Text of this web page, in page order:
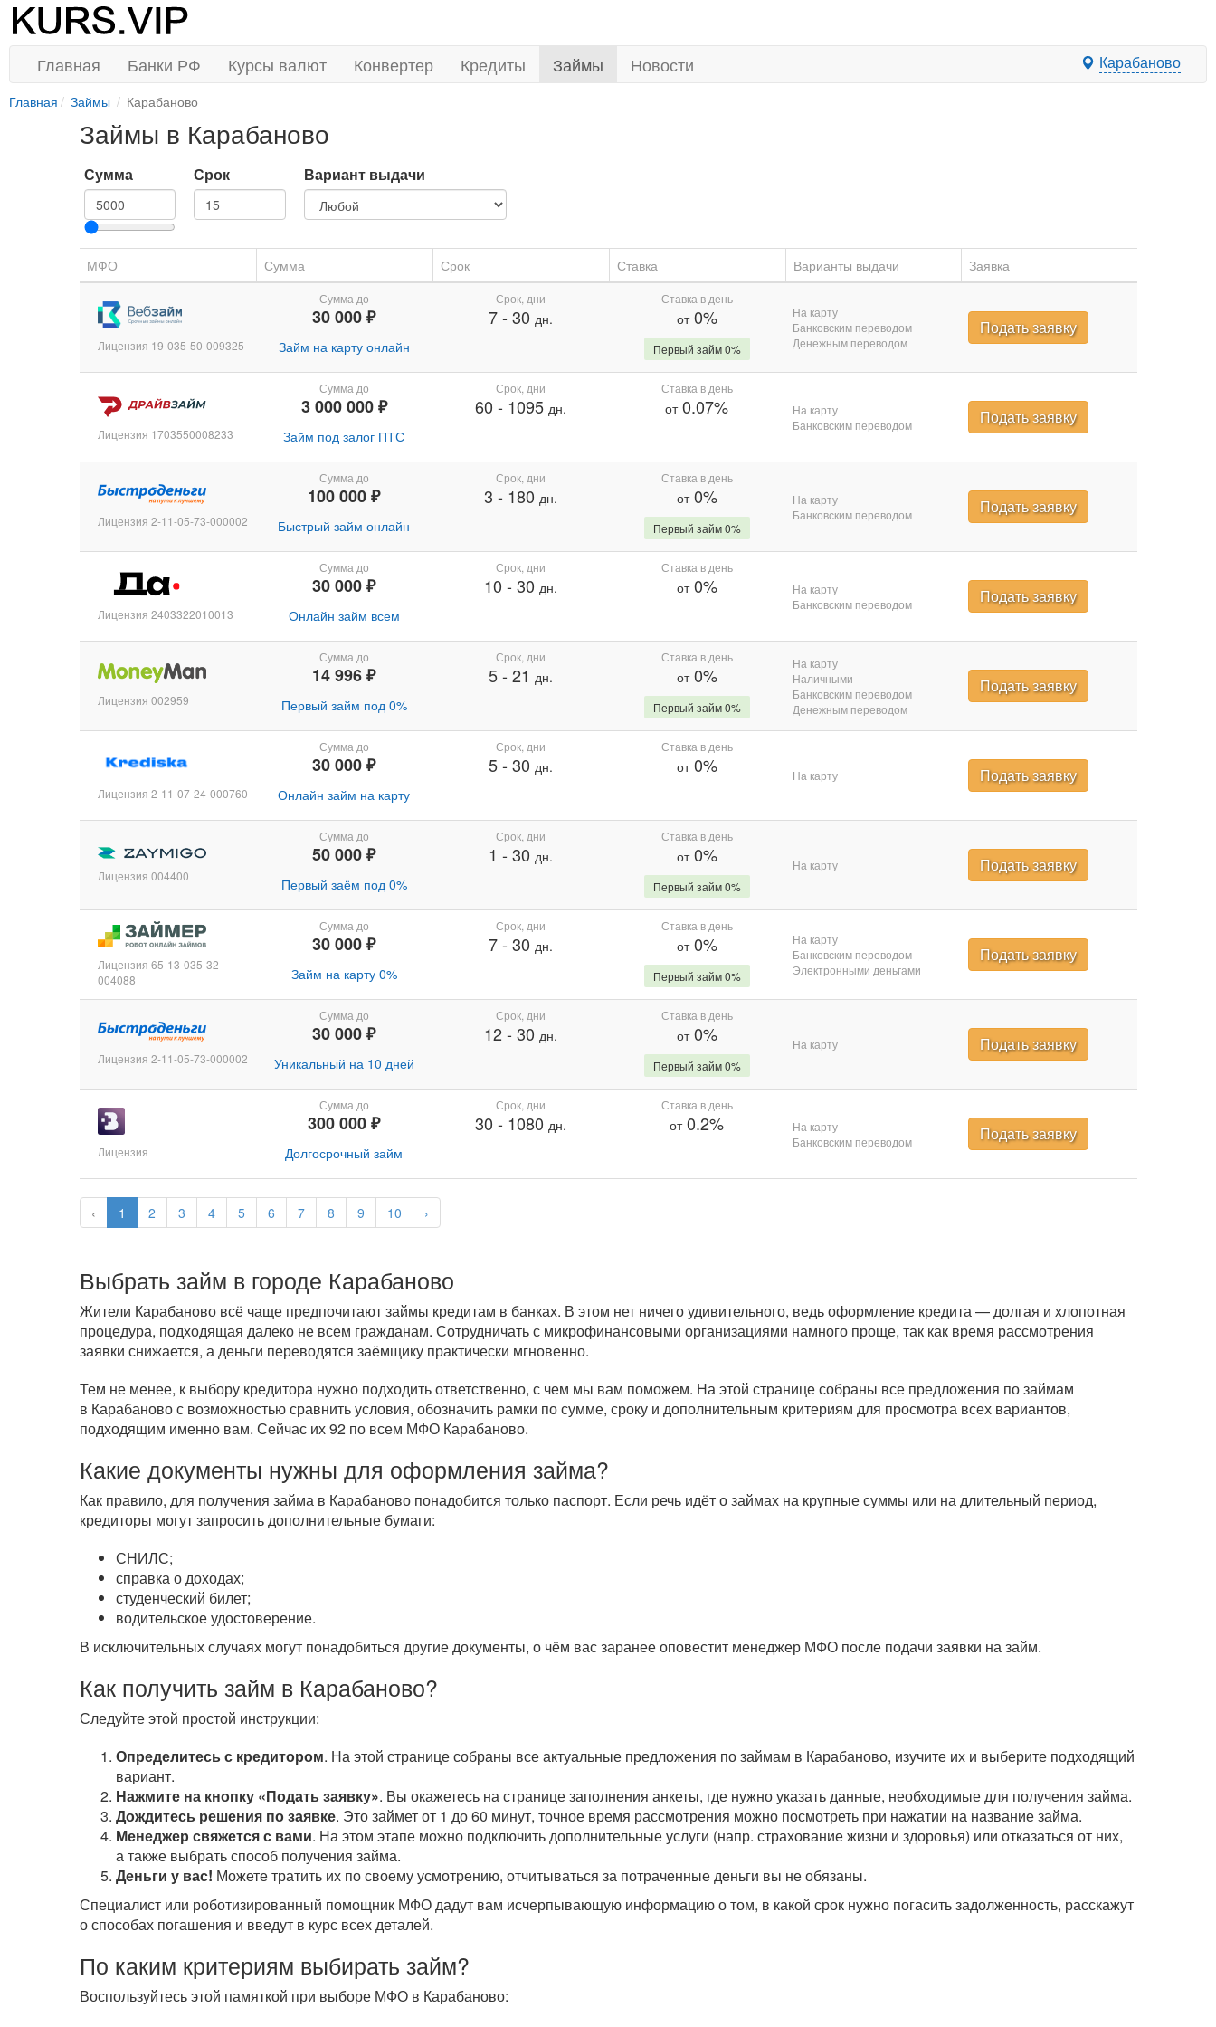
Главная Банки РФ Курсы валют Конвертер Кредиты Займы Новости Карабаново
Главная Займы Карабаново
Займы в Карабаново
Сумма Срок Вариант выдачи
МФО Сумма Срок Ставка Варианты выдачи Заявка
‹ 1 2 3 4 5 6 7 8 9 10 ›
Лицензия 19-035-50-009325
Сумма до
30 000 ₽
Займ на карту онлайн
Срок, дни
7- 30 дн.
Ставка в день
от0%
Первый займ 0%
На карту
Банковским переводом
Денежным переводом
Подать заявку
Лицензия 1703550008233
Сумма до
3 000 000 ₽
Займ под залог ПТС
Срок, дни
60 - 1095 дн.
Ставка в день
от0.07%
На карту
Банковским переводом
Подать заявку
Лицензия 2-11-05-73-000002
Сумма до
100 000 ₽
Быстрый займ онлайн
Срок, дни
3 - 180 дн.
Ставка в день
от0%
Первый займ 0%
На карту
Банковским переводом
Подать заявку
Лицензия 2403322010013
Сумма до
30 000 ₽
Онлайн займ всем
Срок, дни
10 - 30 дн.
Ставка в день
от0%
На карту
Банковским переводом
Подать заявку
Лицензия 002959
Сумма до
14 996 ₽
Первый займ под 0%
Срок, дни
5- 21 дн.
Ставка в день
от0%
Первый займ 0%
На карту
Наличными
Банковским переводом
Денежным переводом
Подать заявку
Лицензия 2-11-07-24-000760
Сумма до
30 000 ₽
Онлайн займ на карту
Срок, дни
5- 30 дн.
Ставка в день
от0% На карту Подать заявку
Лицензия 004400
Сумма до
50 000 ₽
Первый заём под 0%
Срок, дни
1 - 30 дн.
Ставка в день
от0%
Первый займ 0%
На карту Подать заявку
Лицензия 65-13-035-32-
004088
Сумма до
30 000 ₽
Займ на карту 0%
Срок, дни
7- 30 дн.
Ставка в день
от0%
Первый займ 0%
На карту
Банковским переводом
Электронными деньгами
Подать заявку
Лицензия 2-11-05-73-000002
Сумма до
30 000 ₽
Уникальный на 10 дней
Срок, дни
12- 30 дн.
Ставка в день
от0%
Первый займ 0%
На карту Подать заявку
Лицензия
Сумма до
300 000 ₽
Долгосрочный займ
Срок, дни
30 - 1080 дн.
Ставка в день
от0.2%
На карту
Банковским переводом
Подать заявку
Выбрать займ в городе Карабаново
Жители Карабаново всё чаще предпочитают займы кредитам в банках. В этом нет ничего удивительного, ведь оформление кредита — долгая и хлопотная
процедура, подходящая далеко не всем гражданам. Сотрудничать с микрофинансовыми организациями намного проще, так как время рассмотрения
заявки снижается, а деньги переводятся заёмщику практически мгновенно.
Тем не менее, к выбору кредитора нужно подходить ответственно, с чем мы вам поможем. На этой странице собраны все предложения по займам
в Карабаново с возможностью сравнить условия, обозначить рамки по сумме, сроку и дополнительным критериям для просмотра всех вариантов,
подходящим именно вам. Сейчас их 92 по всем МФО Карабаново.
Какие документы нужны для оформления займа?
Как правило, для получения займа в Карабаново понадобится только паспорт. Если речь идёт о займах на крупные суммы или на длительный период,
кредиторы могут запросить дополнительные бумаги:
СНИЛС;
справка о доходах;
студенческий билет;
водительское удостоверение.
В исключительных случаях могут понадобиться другие документы, о чём вас заранее оповестит менеджер МФО после подачи заявки на займ.
Как получить займ в Карабаново?
Следуйте этой простой инструкции:
Определитесь с кредитором. На этой странице собраны все актуальные предложения по займам в Карабаново, изучите их и выберите подходящий
вариант.
Нажмите на кнопку «Подать заявку». Вы окажетесь на странице заполнения анкеты, где нужно указать данные, необходимые для получения займа.
Дождитесь решения по заявке. Это займет от 1 до 60 минут, точное время рассмотрения можно посмотреть при нажатии на название займа.
Менеджер свяжется с вами. На этом этапе можно подключить дополнительные услуги (напр. страхование жизни и здоровья) или отказаться от них,
а также выбрать способ получения займа.
Деньги у вас! Можете тратить их по своему усмотрению, отчитываться за потраченные деньги вы не обязаны.
Специалист или роботизированный помощник МФО дадут вам исчерпывающую информацию о том, в какой срок нужно погасить задолженность, расскажут
о способах погашения и введут в курс всех деталей.
По каким критериям выбирать займ?
Воспользуйтесь этой памяткой при выборе МФО в Карабаново: